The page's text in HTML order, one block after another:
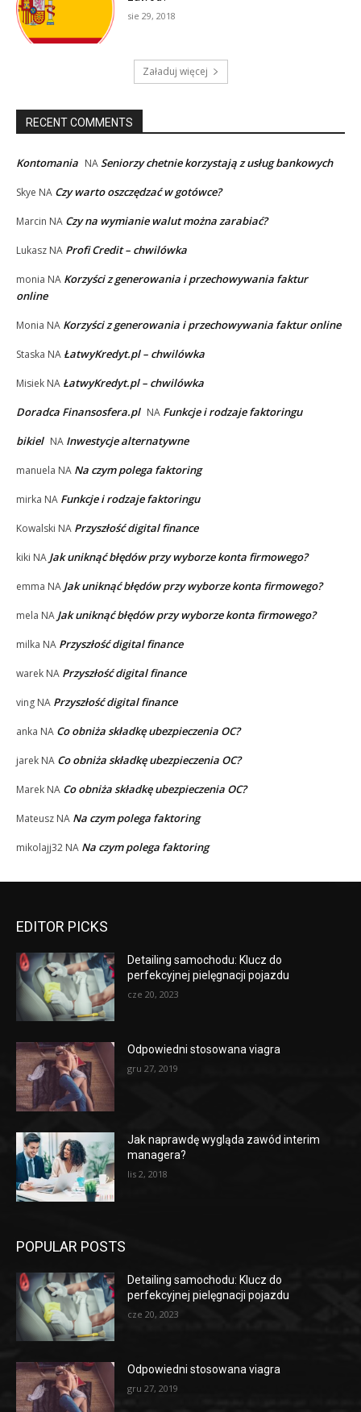
sie 29, 2018
Załaduj więcej
RECENT COMMENTS
Kontomania NASeniorzy chetnie korzystają z usług bankowych
Skye NA Czy warto oszczędzać w gotówce?
Marcin NA Czy na wymianie walut można zarabiać?
Lukasz NA Profi Credit – chwilówka
monia NA Korzyści z generowania i przechowywania faktur
online
Monia NA Korzyści z generowania i przechowywania faktur online
Staska NA ŁatwyKredyt.pl – chwilówka
Misiek NA ŁatwyKredyt.pl – chwilówka
Doradca Finansosfera.pl NA Funkcje i rodzaje faktoringu
bikiel NA Inwestycje alternatywne
manuela NA Na czym polega faktoring
mirka NA Funkcje i rodzaje faktoringu
Kowalski NA Przyszłość digital finance
kiki NA Jak uniknąć błędów przy wyborze konta firmowego?
emma NA Jak uniknąć błędów przy wyborze konta firmowego?
mela NA Jak uniknąć błędów przy wyborze konta firmowego?
milka NA Przyszłość digital finance
warek NA Przyszłość digital finance
ving NA Przyszłość digital finance
anka NA Co obniża składkę ubezpieczenia OC?
jarek NA Co obniża składkę ubezpieczenia OC?
Marek NA Co obniża składkę ubezpieczenia OC?
Mateusz NA Na czym polega faktoring
mikolajj32 NA Na czym polega faktoring
EDITOR PICKS
Detailing samochodu: Klucz do
perfekcyjnej pielęgnacji pojazdu
cze 20, 2023
Odpowiedni stosowana viagra
gru 27, 2019
Jak naprawdę wygląda zawód interim
managera?
lis 2, 2018
POPULAR POSTS
Detailing samochodu: Klucz do
perfekcyjnej pielęgnacji pojazdu
cze 20, 2023
Odpowiedni stosowana viagra
gru 27, 2019